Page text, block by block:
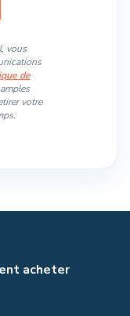
vous
de
votre
acheter